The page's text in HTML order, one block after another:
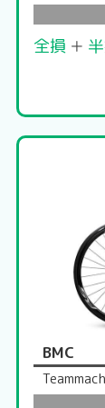
全損 ＋
BMC